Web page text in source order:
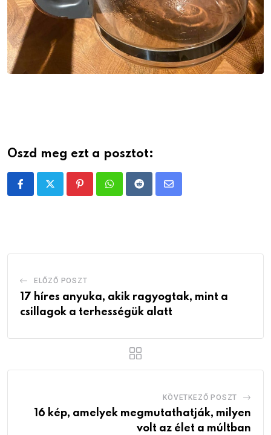
Oszd meg ezt a posztot:
PinterestWhatsappRedditShare
ELŐZŐ POSZT
17 híres anyuka, akik ragyogtak, mint a
csillagok a terhességük alatt
KÖVETKEZŐ POSZT
16 kép, amelyek megmutathatják, milyen
volt az élet a múltban